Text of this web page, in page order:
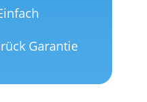
Garantie